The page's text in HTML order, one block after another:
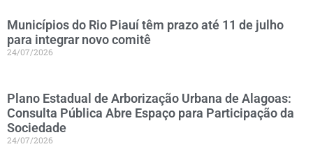
Municípios do Rio Piauí têm prazo até 11 de julho
para integrar novo comitê
24/07/2026
Plano Estadual de Arborização Urbana de Alagoas:
Consulta Pública Abre Espaço para Participação da
Sociedade
24/07/2026